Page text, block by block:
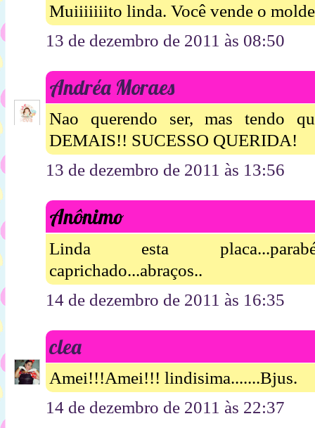
Muiiiiiiito linda. Você vende o
13 de dezembro de 2011 às 08:50
Andréa Moraes
Nao querendo ser, mas tendo
DEMAIS!! SUCESSO QUERIDA!
13 de dezembro de 2011 às 13:56
Anônimo
Linda esta
caprichado...abraços..
14 de dezembro de 2011 às 16:35
clea
Amei!!!Amei!!! lindisima.......Bjus.
14 de dezembro de 2011 às 22:37